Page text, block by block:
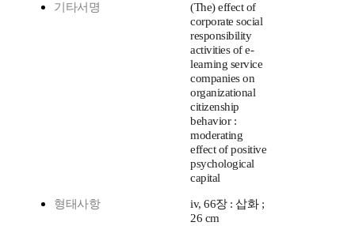
기타서명
(The) effect of
corporate social
responsibility
activities of e-
learning service
companies on
organizational
citizenship
behavior :
moderating
effect of positive
psychological
capital
형태사항
iv, 66장 : 삽화 ;
26 cm